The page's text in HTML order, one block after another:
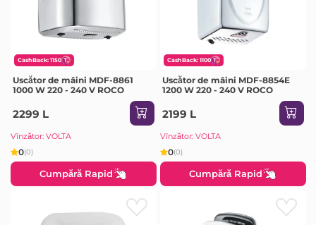
CashBack: 1150
Uscător de mâini MDF-8861
1000 W 220 - 240 V ROCO
2299 L
Vînzător: VOLTA
0(0)
Cumpără Rapid
CashBack: 1100
Uscător de mâini MDF-8854E
1200 W 220 - 240 V ROCO
2199 L
Vînzător: VOLTA
0(0)
Cumpără Rapid